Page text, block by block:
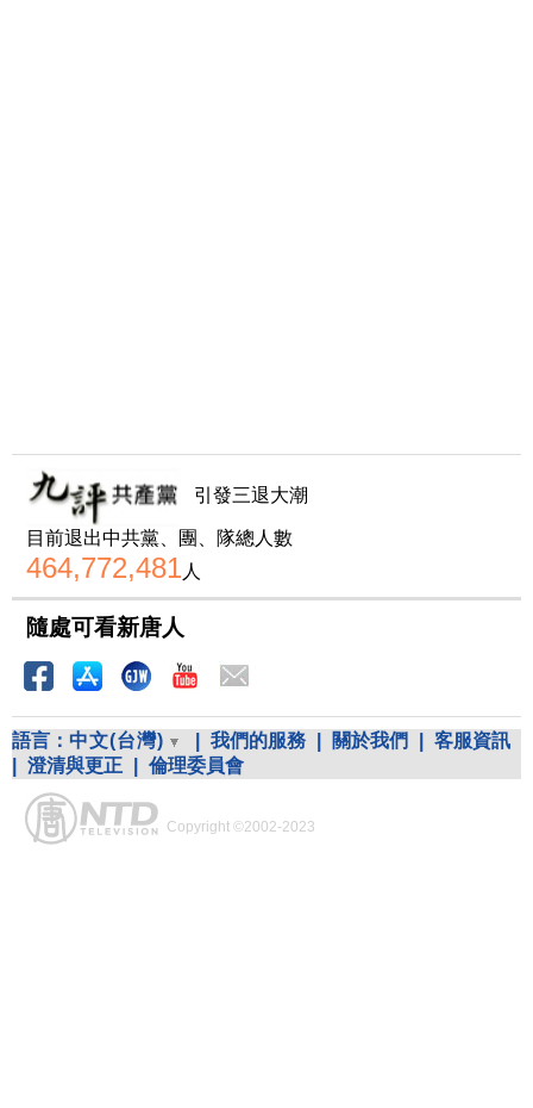
引發三退大潮
目前退出中共黨、團、隊總人數
464,772,481人
隨處可看新唐人
語言： 中文(台灣) 我們的服務 關於我們
客服資訊
澄清與更正 倫理委員會
Copyright ©2002-2023